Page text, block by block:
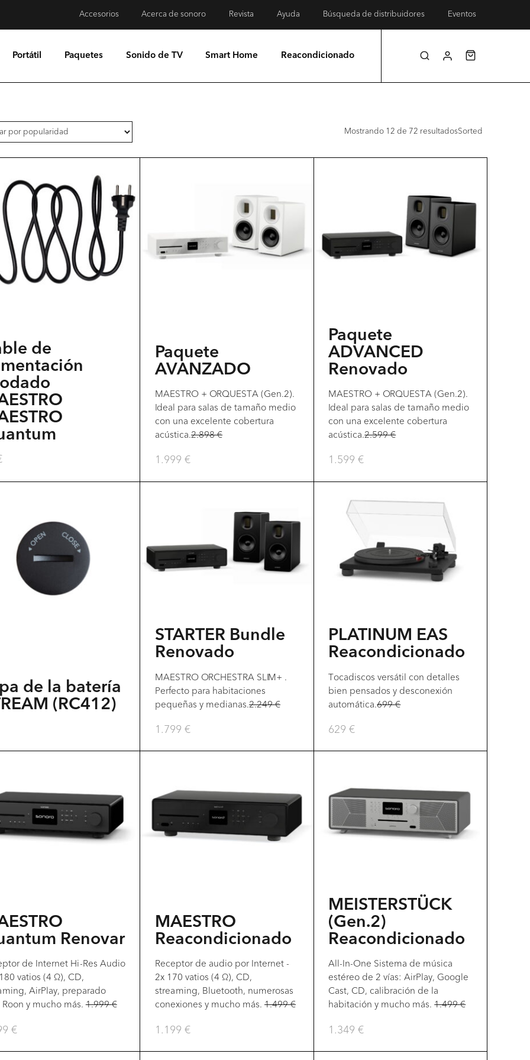
Accesorios Acerca de sonoro Revista Ayuda Búsqueda de distribuidores Eventos
Portátil Paquetes Sonido de TV Smart Home Reacondicionado
Mostrando 12 de 72 resultadosSortedby
de
Paquete
AVANZADO
MAESTRO + ORQUESTA (Gen.2).
Ideal para salas de tamaño medio
con una excelente cobertura
acústica.2.898€
1.999€
variantes.
Las
pueden
elegir
la
página
del
Paquete
ADVANCED
Renovado
MAESTRO + ORQUESTA (Gen.2).
Ideal para salas de tamaño medio
con una excelente cobertura
acústica.2.599€
1.599€
tiene
múltiples
variantes.
Las
pueden
elegir
la
página
del
de la batería
(RC412)
STARTER Bundle
Renovado
MAESTRO ORCHESTRA SLIM+ .
Perfecto para habitaciones
pequeñas y medianas.2.249€
1.799€
múltiples
variantes.
Las
elegir
en
página
del
producto
PLATINUM EAS
Reacondicionado
Tocadiscos versátil con detalles
bien pensados y desconexión
automática.699€
629€
múltiples
variantes.
Las
pueden
elegir
en
página
del
producto
Renovar
de Internet Hi-Res Audio
vatios (4 Ω), CD,
AirPlay, preparado
Roon y mucho más.1.999€
€
MAESTRO
Reacondicionado
Receptor de audio por Internet -
2x 170 vatios (4 Ω), CD,
streaming, Bluetooth, numerosas
conexiones y mucho más.1.499€
1.199€
MEISTERSTÜCK
(Gen.2)
Reacondicionado
All-In-One Sistema de música
estéreo de 2 vías: AirPlay, Google
Cast, CD, calibración de la
habitación y mucho más.1.499€
1.349€